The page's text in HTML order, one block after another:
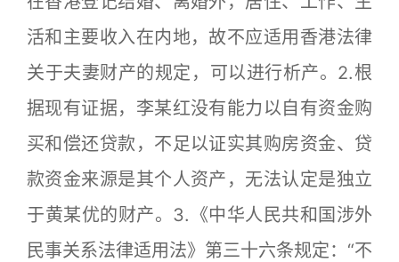
活和主要收入在内地，故不应适用香港法律
关于夫妻财产的规定，可以进行析产。2.根
据现有证据，李某红没有能力以自有资金购
买和偿还贷款，不足以证实其购房资金、贷
款资金来源是其个人资产，无法认定是独立
于黄某优的财产。3.《中华人民共和国涉外
民事关系法律适用法》第三十六条规定：“不